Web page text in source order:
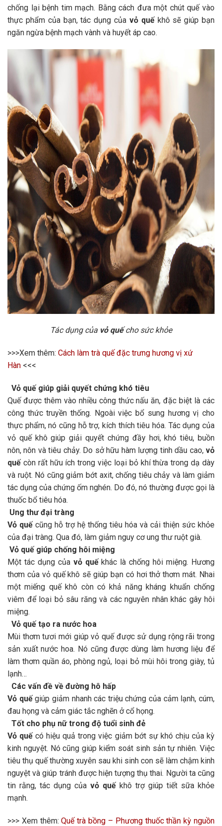
chống lại bệnh tim mạch. Bằng cách đưa một chút quế vào
thực phẩm của bạn, tác dụng của vỏ quếkhô sẽ giúp bạn
ngăn ngừa bệnh mạch vành và huyết áp cao.
Tác dụng của vỏ quếcho sức khỏe
>>>Xem thêm: Cách làm trà quế đặc trưng hương vị xứ
Hàn <<<
Vỏ quế giúp giải quyết chứng khó tiêu
Quế được thêm vào nhiều công thức nấu ăn, đặc biệt là các
công thức truyền thống. Ngoài việc bổ sung hương vị cho
thực phẩm, nó cũng hỗ trợ, kích thích tiêu hóa. Tác dụng của
vỏ quế khô giúp giải quyết chứng đầy hơi, khó tiêu, buồn
nôn, nôn và tiêu chảy. Do sở hữu hàm lượng tinh dầu cao, vỏ
quếcòn rất hữu ích trong việc loại bỏ khí thừa trong dạ dày
và ruột. Nó cũng giảm bớt axit, chống tiêu chảy và làm giảm
tác dụng của chứng ốm nghén. Do đó, nó thường được gọi là
thuốc bổ tiêu hóa.
Ung thư đại tràng
Vỏ quếcũng hỗ trợ hệ thống tiêu hóa và cải thiện sức khỏe
của đại tràng. Qua đó, làm giảm nguy cơ ung thư ruột già.
Vỏ quế giúp chống hôi miệng
Một tác dụng của vỏ quếkhác là chống hôi miệng. Hương
thơm của vỏ quế khô sẽ giúp bạn có hơi thở thơm mát. Nhai
một miếng quế khô còn có khả năng kháng khuẩn chống
viêm để loại bỏ sâu răng và các nguyên nhân khác gây hôi
miệng.
Vỏ quế tạo ra nước hoa
Mùi thơm tươi mới giúp vỏ quế được sử dụng rộng rãi trong
sản xuất nước hoa. Nó cũng được dùng làm hương liệu để
làm thơm quần áo, phòng ngủ, loại bỏ mùi hôi trong giày, tủ
lạnh…
Các vấn đề về đường hô hấp
Vỏ quếgiúp giảm nhanh các triệu chứng của cảm lạnh, cúm,
đau họng và cảm giác tắc nghẽn ở cổ họng.
Tốt cho phụ nữ trong độ tuổi sinh đẻ
Vỏ quếcó hiệu quả trong việc giảm bớt sự khó chịu của kỳ
kinh nguyệt. Nó cũng giúp kiểm soát sinh sản tự nhiên. Việc
tiêu thụ quế thường xuyên sau khi sinh con sẽ làm chậm kinh
nguyệt và giúp tránh được hiện tượng thụ thai. Người ta cũng
tin rằng, tác dụng của vỏ quế khô trợ giúp tiết sữa khỏe
mạnh.
>>> Xem thêm:Quế trà bồng – Phương thuốc thần kỳ nguồn